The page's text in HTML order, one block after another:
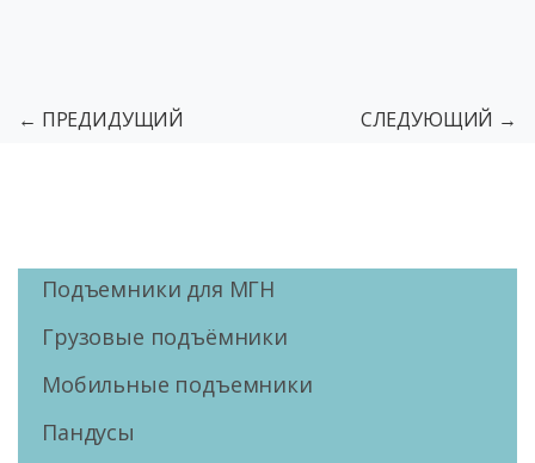
← ПРЕДИДУЩИЙ СЛЕДУЮЩИЙ →
Подъемники для МГН
Грузовые подъёмники
Мобильные подъемники
Пандусы